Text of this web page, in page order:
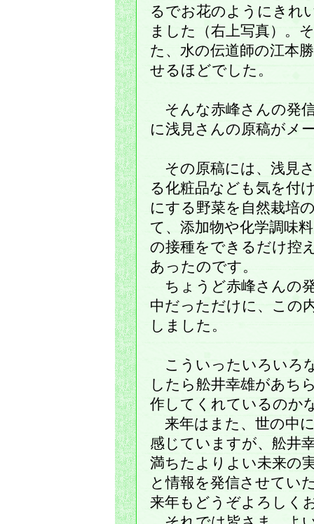
るでお花のようにきれ
ました（右上写真）。
た、水の伝道師の江本
せるほどでした。
そんな赤峰さんの発
に浅見さんの原稿がメ
その原稿には、浅見
る化粧品なども気を付
にする野菜を自然栽培
て、添加物や化学調味
の接種をできるだけ控
あったのです。
ちょうど赤峰さんの
中だっただけに、この
しました。
こういったいろいろ
したら舩井幸雄があち
作してくれているのか
来年はまた、世の中
感じていますが、舩井
満ちたよりよい未来の
と情報を発信させてい
来年もどうぞよろしく